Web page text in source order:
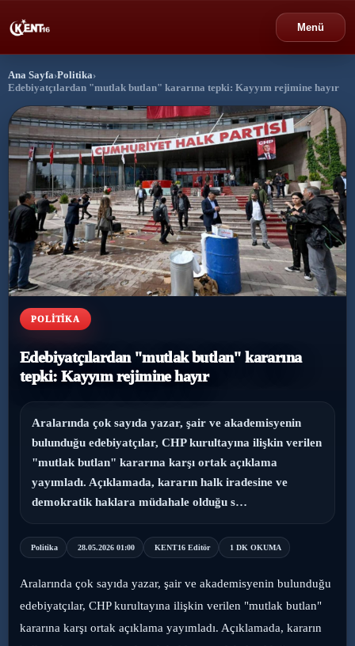
Menü
Bursa
Gündem
Politika ›
Spor ›
Ekonomi ›
Eğitim ›
Dünya
Magazin
Sağlık
Yaşam
Ana Sayfa›Politika›
Edebiyatçılardan "mutlak butlan" kararına tepki: Kayyım rejimine hayır
POLITIKA
Edebiyatçılardan "mutlak butlan" kararına
tepki: Kayyım rejimine hayır
Aralarında çok sayıda yazar, şair ve akademisyenin
bulunduğu edebiyatçılar, CHP kurultayına ilişkin verilen
"mutlak butlan" kararına karşı ortak açıklama
yayımladı. Açıklamada, kararın halk iradesine ve
demokratik haklara müdahale olduğu s…
Politika 28.05.2026 01:00 KENT16 Editör 1 DK OKUMA
Aralarında çok sayıda yazar, şair ve akademisyenin bulunduğu
edebiyatçılar, CHP kurultayına ilişkin verilen "mutlak butlan"
kararına karşı ortak açıklama yayımladı. Açıklamada, kararın